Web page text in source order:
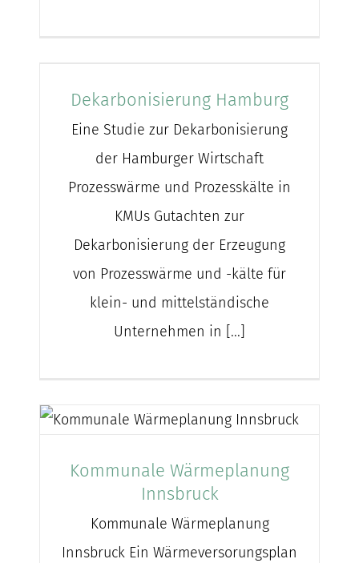
Dekarbonisierung Hamburg
Eine Studie zur Dekarbonisierung
der Hamburger Wirtschaft
Prozesswärme und Prozesskälte in
KMUs Gutachten zur
Dekarbonisierung der Erzeugung
von Prozesswärme und -kälte für
klein- und mittelständische
Unternehmen in [...]
Kommunale Wärmeplanung
Innsbruck
Kommunale Wärmeplanung
Innsbruck Ein Wärmeversorungsplan